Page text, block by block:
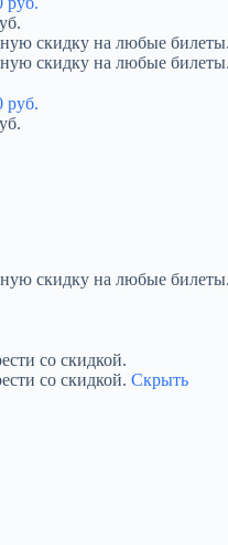
скидку на любые
скидку на любые
скидку на любые
со скидкой.
со скидкой. Скрыть